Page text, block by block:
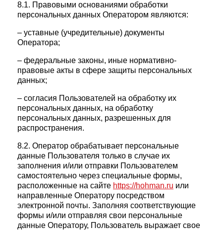
8.1. Правовыми основаниями обработки
персональных данных Оператором являются:
– уставные (учредительные) документы
Оператора;
– федеральные законы, иные нормативно-
правовые акты в сфере защиты персональных
данных;
– согласия Пользователей на обработку их
персональных данных, на обработку
персональных данных, разрешенных для
распространения.
8.2. Оператор обрабатывает персональные
данные Пользователя только в случае их
заполнения и/или отправки Пользователем
самостоятельно через специальные формы,
расположенные на сайте https://hohman.ru или
направленные Оператору посредством
электронной почты. Заполняя соответствующие
формы и/или отправляя свои персональные
данные Оператору, Пользователь выражает свое